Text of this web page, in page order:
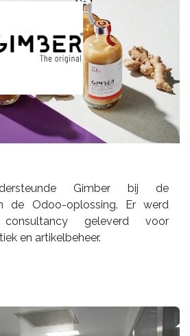
Gimber bij de
de Odoo-oplossing. Er werd
consultancy geleverd voor
en artikelbeheer.